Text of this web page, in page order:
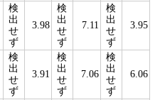
検
出
せ
ず
3.98
検
出
せ
ず
7.11
検
出
せ
ず
3.95
検
出
せ
ず
3.91
検
出
せ
ず
7.06
検
出
せ
ず
6.06